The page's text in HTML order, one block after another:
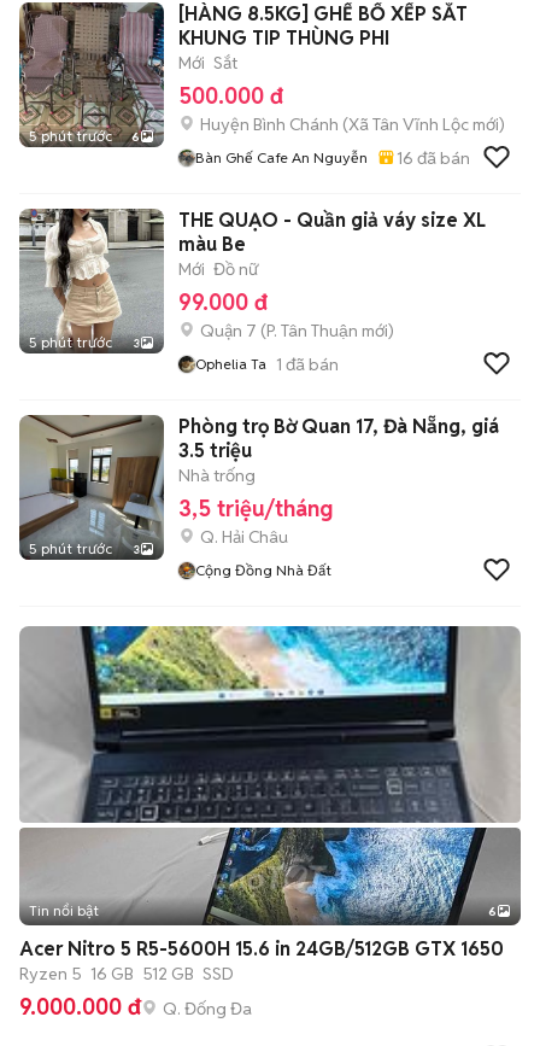
5 phút trước 6
[HÀNG 8.5KG] GHẾ BỐ XẾP SẮT
KHUNG TIP THÙNG PHI
Mới Sắt
500.000 đ
Huyện Bình Chánh (Xã Tân Vĩnh Lộc mới)
Bàn Ghế Cafe An Nguyễn 16 đã bán
5 phút trước 3
THE QUẠO - Quần giả váy size XL
màu Be
Mới Đồ nữ
99.000 đ
Quận 7 (P. Tân Thuận mới)
Ophelia Ta 1 đã bán
5 phút trước 3
Phòng trọ Bờ Quan 17, Đà Nẵng, giá
3.5 triệu
Nhà trống
3,5 triệu/tháng
Q. Hải Châu
Cộng Đồng Nhà Đất
+2
Tin nổi bật 6
Acer Nitro 5 R5-5600H 15.6 in 24GB/512GB GTX 1650
Ryzen 5 16 GB 512 GB SSD
9.000.000 đ Q. Đống Đa